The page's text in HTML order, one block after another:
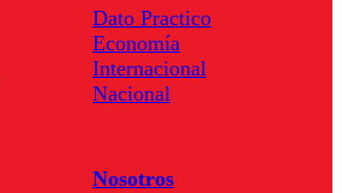
Dato Practico
Economía
Internacional
Nacional
Nosotros